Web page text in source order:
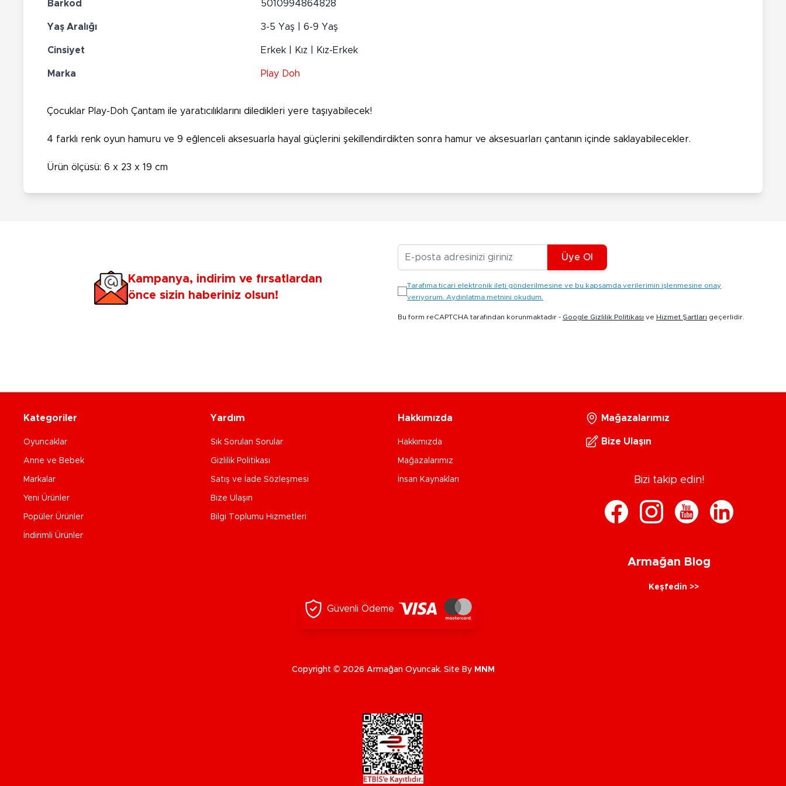
Barkod 5010994864828
Yaş Aralığı 3-5 Yaş | 6-9 Yaş
Cinsiyet Erkek | Kız | Kız-Erkek
Marka Play Doh
Çocuklar Play-Doh Çantam ile yaratıcılıklarını diledikleri yere taşıyabilecek!
4 farklı renk oyun hamuru ve 9 eğlenceli aksesuarla hayal güçlerini şekillendirdikten sonra hamur ve aksesuarları çantanın içinde saklayabilecekler.
Ürün ölçüsü: 6 x 23 x 19 cm
Kampanya, indirim ve fırsatlardan
önce sizin haberiniz olsun!
Üye Ol
Tarafıma ticari elektronik ileti gönderilmesine ve bu kapsamda verilerimin işlenmesine onay
veriyorum. Aydınlatma metnini okudum.
Bu form reCAPTCHA tarafından korunmaktadır - Google Gizlilik Politikası ve Hizmet Şartları geçerlidir.
Kategoriler
Oyuncaklar
Anne ve Bebek
Markalar
Yeni Ürünler
Popüler Ürünler
İndirimli Ürünler
Yardım
Sık Sorulan Sorular
Gizlilik Politikası
Satış ve İade Sözleşmesi
Bize Ulaşın
Bilgi Toplumu Hizmetleri
Hakkımızda
Hakkımızda
Mağazalarımız
İnsan Kaynakları
Mağazalarımız
Bize Ulaşın
Bizi takip edin!
Armağan Blog
Keşfedin >>
Güvenli Ödeme
Copyright © 2026 Armağan Oyuncak. Site By MNM